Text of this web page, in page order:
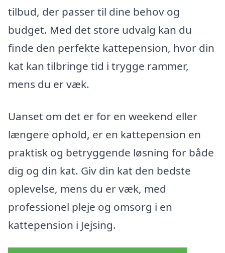
tilbud, der passer til dine behov og
budget. Med det store udvalg kan du
finde den perfekte kattepension, hvor din
kat kan tilbringe tid i trygge rammer,
mens du er væk.
Uanset om det er for en weekend eller
længere ophold, er en kattepension en
praktisk og betryggende løsning for både
dig og din kat. Giv din kat den bedste
oplevelse, mens du er væk, med
professionel pleje og omsorg i en
kattepension i Jejsing.